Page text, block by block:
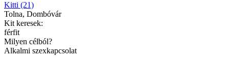
Kitti (21)
Tolna, Dombóvár
Kit keresek:
férfit
Milyen célból?
Alkalmi szexkapcsolat